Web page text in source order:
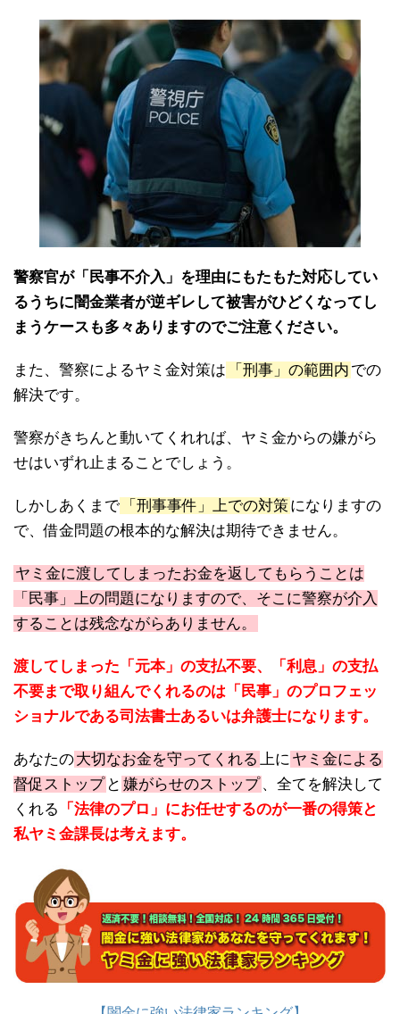
警察官が「民事不介入」を理由にもたもた対応してい
るうちに闇金業者が逆ギレして被害がひどくなってし
まうケースも多々ありますのでご注意ください。
また、警察によるヤミ金対策は 「刑事」の範囲内 での
解決です。
警察がきちんと動いてくれれば、ヤミ金からの嫌がら
せはいずれ止まることでしょう。
しかしあくまで 「刑事事件」上での対策 になりますの
で、借金問題の根本的な解決は期待できません。
ヤミ金に渡してしまったお金を返してもらうことは
「民事」上の問題になりますので、そこに警察が介入
することは残念ながらありません。
渡してしまった「元本」の支払不要、「利息」の支払
不要まで取り組んでくれるのは「民事」のプロフェッ
ショナルである司法書士あるいは弁護士になります。
あなたの大切なお金を守ってくれる 上に ヤミ金による
督促ストップ と 嫌がらせのストップ 、全てを解決して
くれる
「法律のプロ」にお任せするのが一番の得策と
私ヤミ金課長は考えます。